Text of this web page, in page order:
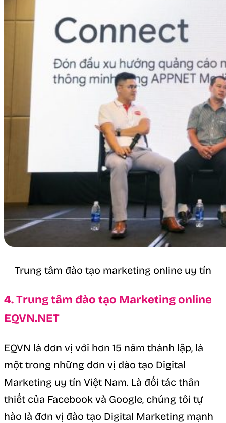
Trung tâm đào tạo marketing online uy tín
4. Trung tâm đào tạo Marketing online
EQVN.NET
EQVN là đơn vị với hơn 15 năm thành lập, là
một trong những đơn vị đào tạo Digital
Marketing uy tín Việt Nam. Là đối tác thân
thiết của Facebook và Google, chúng tôi tự
hào là đơn vị đào tạo Digital Marketing mạnh